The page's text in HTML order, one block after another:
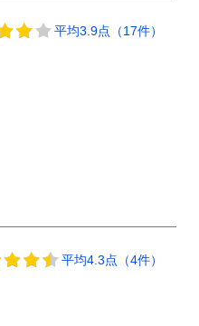
平均3.9点（17件）
平均4.3点（4件）